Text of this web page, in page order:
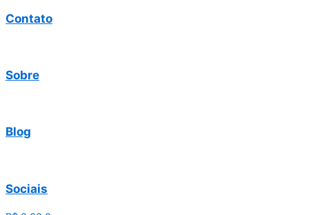
Contato
Sobre
Blog
Sociais